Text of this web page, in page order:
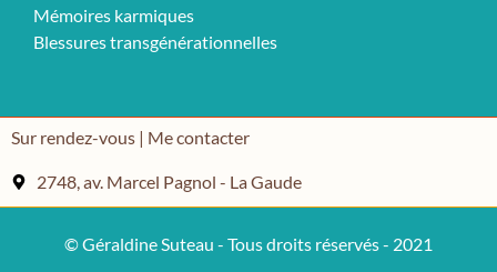
Mémoires karmiques
Blessures transgénérationnelles
Sur rendez-vous | Me contacter
2748, av. Marcel Pagnol - La Gaude
© Géraldine Suteau - Tous droits réservés - 2021